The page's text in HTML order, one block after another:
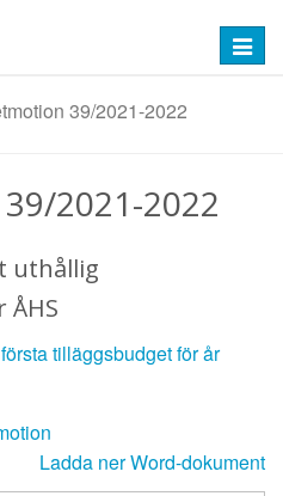
39/2021-2022
2021-2022
uthållig
tilläggsbudget för år
Ladda ner Word-dokument